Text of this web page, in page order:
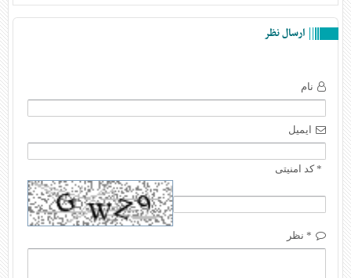
ارسال نظر
نام
ایمیل
* کد امنیتی
* نظر